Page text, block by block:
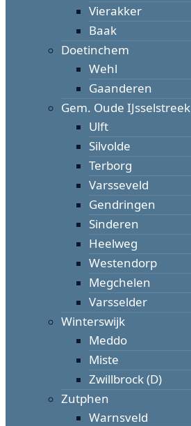
Vierakker
Baak
Doetinchem
Wehl
Gaanderen
Gem. Oude IJsselstreek
Ulft
Silvolde
Terborg
Varsseveld
Gendringen
Sinderen
Heelweg
Westendorp
Megchelen
Varsselder
Winterswijk
Meddo
Miste
Zwillbrock (D)
Zutphen
Warnsveld